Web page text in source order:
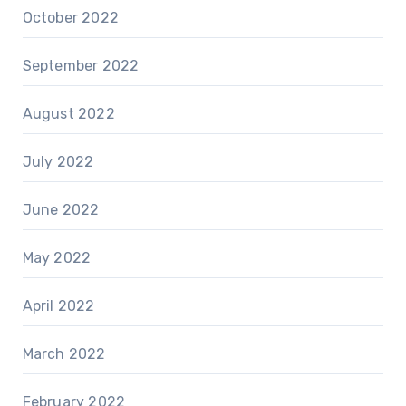
October 2022
September 2022
August 2022
July 2022
June 2022
May 2022
April 2022
March 2022
February 2022